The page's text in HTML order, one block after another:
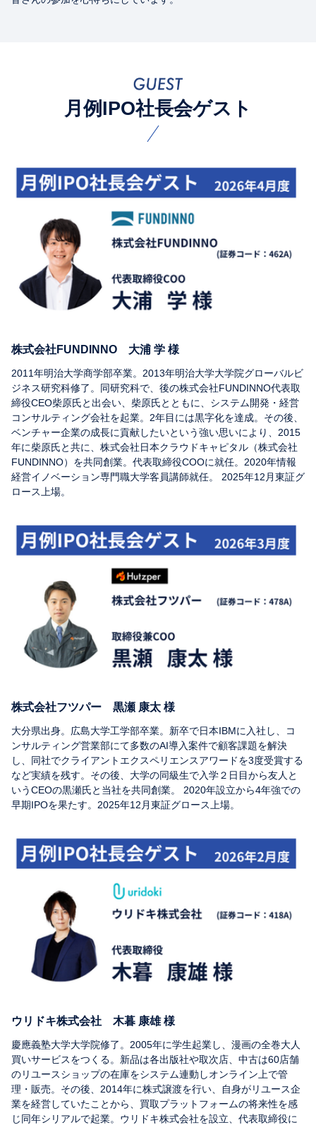
月例IPO社長会ゲスト
株式会社FUNDINNO 大浦 学 様
2011年明治大学商学部卒業。2013年明治大学大学院グローバルビ
ジネス研究科修了。同研究科で、後の株式会社FUNDINNO代表取
締役CEO柴原氏と出会い、柴原氏とともに、システム開発・経営
コンサルティング会社を起業。2年目には黒字化を達成。その後、
ベンチャー企業の成長に貢献したいという強い思いにより、2015
年に柴原氏と共に、株式会社日本クラウドキャピタル（株式会社
FUNDINNO）を共同創業。代表取締役COOに就任。2020年情報
経営イノベーション専門職大学客員講師就任。 2025年12月東証グ
ロース上場。
株式会社フツパー 黒瀬 康太 様
大分県出身。広島大学工学部卒業。新卒で日本IBMに入社し、コ
ンサルティング営業部にて多数のAI導入案件で顧客課題を解決
し、同社でクライアントエクスペリエンスアワードを3度受賞する
など実績を残す。その後、大学の同級生で入学２日目から友人と
いうCEOの黒瀬氏と当社を共同創業。 2020年設立から4年強での
早期IPOを果たす。2025年12月東証グロース上場。
ウリドキ株式会社 木暮 康雄 様
慶應義塾大学大学院修了。2005年に学生起業し、漫画の全巻大人
買いサービスをつくる。新品は各出版社や取次店、中古は60店舗
のリユースショップの在庫をシステム連動しオンライン上で管
理・販売。その後、2014年に株式譲渡を行い、自身がリユース企
業を経営していたことから、買取プラットフォームの将来性を感
じ同年シリアルで起業。ウリドキ株式会社を設立、代表取締役に